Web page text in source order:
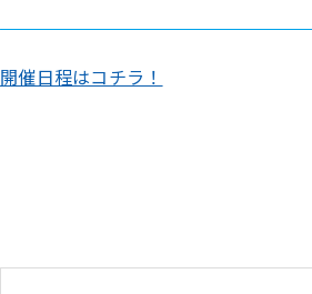
開催日程はコチラ！